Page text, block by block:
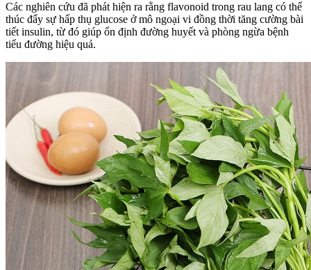
Các nghiên cứu đã phát hiện ra rằng flavonoid trong rau lang có thể
thúc đẩy sự hấp thụ glucose ở mô ngoại vi đồng thời tăng cường bài
tiết insulin, từ đó giúp ổn định đường huyết và phòng ngừa bệnh
tiểu đường hiệu quả.